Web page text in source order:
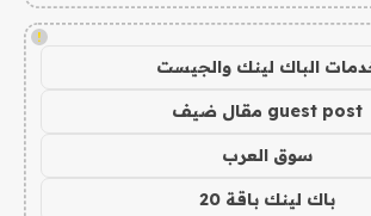
!
الباك لينك والجيست
guest post مقال ضيف
سوق العرب
باك لينك باقة 20